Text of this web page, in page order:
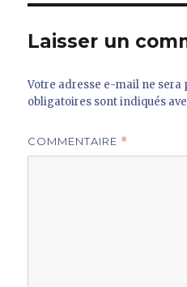
Laisser un
Votre adresse e-mail ne sera
obligatoires sont indiqués
COMMENTAIRE *